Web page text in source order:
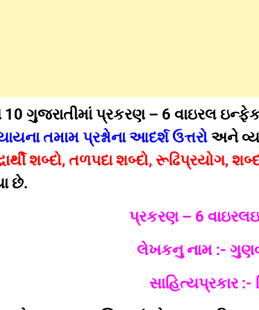
10 ગુજરાતીમાં પ્રકરણ – 6 વાઇરલ
તમામ પ્રશ્નોના આદર્શ ઉત્તરો અને
શબ્દો, તળપદા શબ્દો, રૂઢિપ્રયોગ,
છે.
પ્રકરણ – 6
લેખકનુ નામ :-
સાહિત્યપ્રકાર :-